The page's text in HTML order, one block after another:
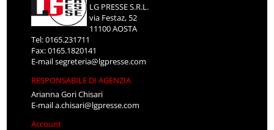
LG PRESSE S.R.L.
via Festaz, 52
11100 AOSTA
Tel: 0165.231711
Fax: 0165.1820141
E-mailsegreteria@lgpresse.com
RESPONSABILE DI AGENZIA
Arianna Gori Chisari
E-maila.chisari@lgpresse.com
Account